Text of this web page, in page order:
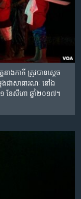
ាង​កាកី​ ត្រូវបាន​ស្តេច​
ជាសាធារណៈ​ នៅ​ឯ​
១​ ខែ​សីហា​ ឆ្នាំ​២០១៧។